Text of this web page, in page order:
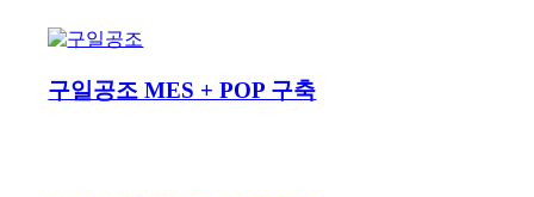
구일공조 MES + POP 구축